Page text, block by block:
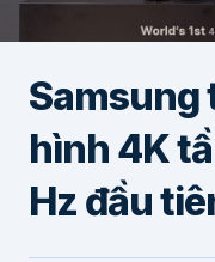
Samsung
hình 4K
Hz đầu